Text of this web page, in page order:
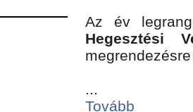
Az év
Hegesztési
...
Tovább